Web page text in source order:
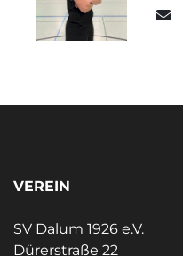
VEREIN
SV Dalum 1926 e.V.
Dürerstraße 22